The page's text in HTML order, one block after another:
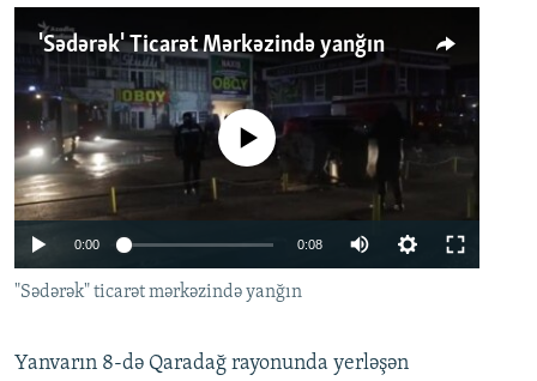
ARAŞDIRMA
MULTIMEDIA
VIDEO
FOTOQALEREYA
İNFOQRAFIKA
RADIO ARXIV
OXU ZALI
AZƏRBAYCAN ƏDƏBIYYATI KITABXANASI
HAQQIMIZDA
MISSIYAMIZ
PEŞƏ ETIKASI VƏ JURNALISTIKA STANDARTLARIMIZ
BIZIMLƏ ƏLAQƏ
BIZI IZLƏ
'Sədərək' Ticarət Mərkəzində yanğın
Auto 240p 360p 480p
No media source currently available
0:00 0:08
480p
"Sədərək" ticarət mərkəzində yanğın
Yanvarın 8-də Qaradağ rayonunda yerləşən